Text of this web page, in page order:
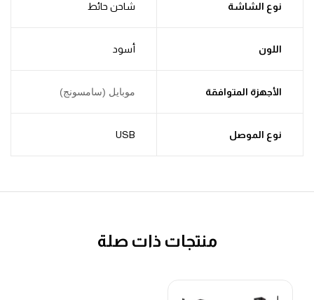
نوع الشاشة شاحن حائط
اللون أسود
الأجهزة المتوافقة موبايل (سامسونج)
نوع الموصل USB
منتجات ذات صلة